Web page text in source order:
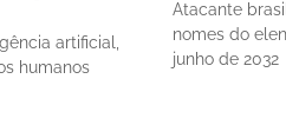
artificial,
humanos
Atacante
nomes do
junho de 2032